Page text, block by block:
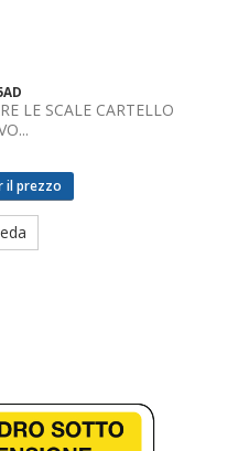
LE SCALE CARTELLO
il prezzo